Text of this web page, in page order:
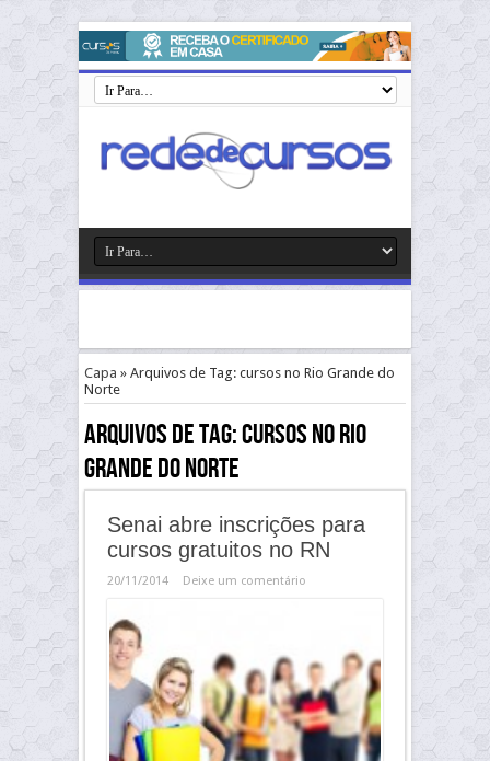
Capa » Arquivos de Tag: cursos no Rio Grande do
Norte
Arquivos de Tag:cursos no Rio
Grande do Norte
Senai abre inscrições para
cursos gratuitos no RN
20/11/2014 Deixe um comentário